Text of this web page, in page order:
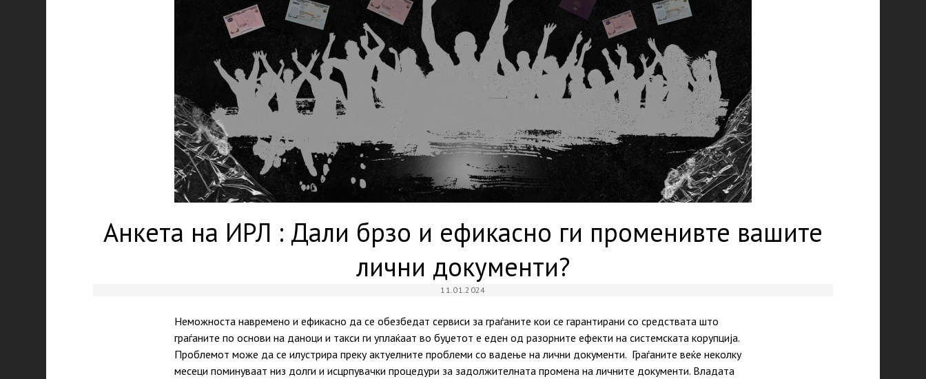
Анкета на ИРЛ : Дали брзо и ефикасно ги променивте вашите
лични документи?
11.01.2024
Неможноста навремено и ефикасно да се обезбедат сервиси за граѓаните кои се гарантирани со средствата што
граѓаните по основи на даноци и такси ги уплаќаат во буџетот е еден од разорните ефекти на системската корупција.
Проблемот може да се илустрира преку актуелните проблеми со вадење на лични документи. Граѓаните веќе неколку
месеци поминуваат низ долги и исцрпувачки процедури за задолжителната промена на личните документи. Владата